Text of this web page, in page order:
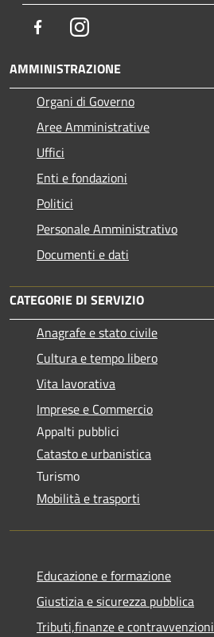
FacebookInstagram
AMMINISTRAZIONE
Organi di Governo
Aree Amministrative
Uffici
Enti e fondazioni
Politici
Personale Amministrativo
Documenti e dati
CATEGORIE DI SERVIZIO
Anagrafe e stato civile
Cultura e tempo libero
Vita lavorativa
Imprese e Commercio
Appalti pubblici
Catasto e urbanistica
Turismo
Mobilità e trasporti
Educazione e formazione
Giustizia e sicurezza pubblica
Tributi,finanze e contravvenzioni